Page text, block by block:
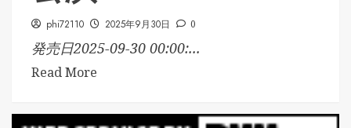
phi72110 2025年9月30日 0
発売日2025-09-30 00:00:...
Read More